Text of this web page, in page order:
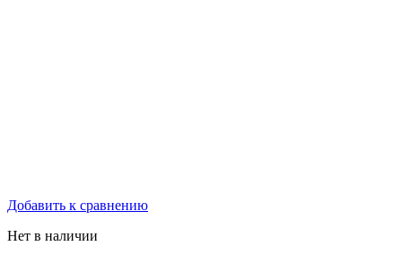
Добавить к сравнению
Нет в наличии